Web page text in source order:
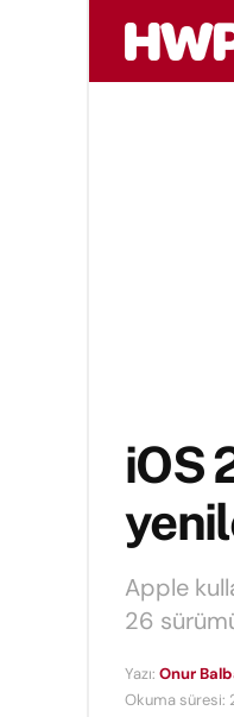
iOS
Apple
26
Yazı: Onur
Okuma süresi: